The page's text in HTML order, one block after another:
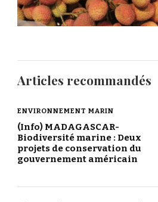
Articles recommandés
ENVIRONNEMENT MARIN
(Info) MADAGASCAR-
Biodiversité marine : Deux
projets de conservation du
gouvernement américain